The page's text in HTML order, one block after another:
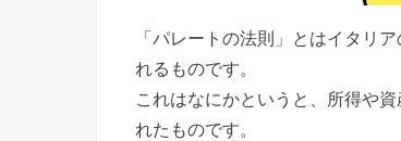
「パレートの法則」とはイタリ
れるものです。
これはなにかというと、所得や
れたものです。